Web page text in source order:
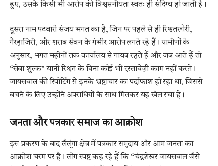
हुए, उसके किसी भी आरोप की विश्वसनीयता स्वतः ही संदिग्ध हो जाती है।
दूसरा नाम पटवारी संजय भगत का है, जिन पर पहले से ही रिश्वतखोरी,
गैरहाजिरी, और शराब सेवन के गंभीर आरोप लगते रहे हैं। ग्रामीणों के
अनुसार, भगत महीनों तक कार्यालय से गायब रहते हैं और जब आते हैं तो
“सेवा शुल्क” यानी रिश्वत के बिना कोई भी दस्तावेज़ी काम नहीं करते।
जायसवाल की रिपोर्टिंग से इनके भ्रष्टाचार का पर्दाफाश हो रहा था, जिससे
बचने के लिए उन्होंने अपराधियों के साथ मिलकर यह खेल रचा है।
जनता और पत्रकार समाज का आक्रोश
इस प्रकरण के बाद लैलूंगा क्षेत्र में पत्रकार समुदाय और आम जनता का
आक्रोश चरम पर है। लोग स्पष्ट कह रहे हैं कि “चंद्रशेखर जायसवाल जैसे